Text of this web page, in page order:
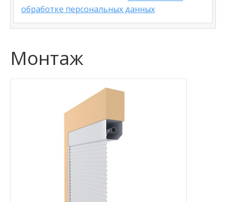
обработке персональных данных
Монтаж